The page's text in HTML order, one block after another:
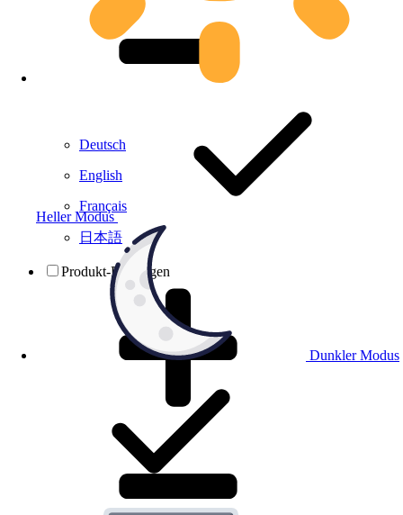
Heller Modus
Dunkler Modus
Deutsch
English
Français
日本語
Produkt-Prüfungen